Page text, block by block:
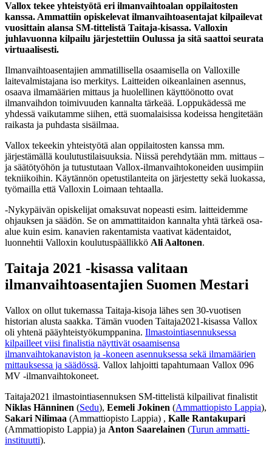
Vallox tekee yhteistyötä eri ilmanvaihtoalan oppilaitosten
kanssa. Ammattiin opiskelevat ilmanvaihtoasentajat kilpailevat
vuosittain alansa SM-tittelistä Taitaja-kisassa. Valloxin
juhlavuonna kilpailu järjestettiin Oulussa ja sitä saattoi seurata
virtuaalisesti.
Ilmanvaihtoasentajien ammatillisella osaamisella on Valloxille
laitevalmistajana iso merkitys. Laitteiden oikeanlainen asennus,
osaava ilmamäärien mittaus ja huolellinen käyttöönotto ovat
ilmanvaihdon toimivuuden kannalta tärkeää. Loppukädessä me
yhdessä vaikutamme siihen, että suomalaisissa kodeissa hengitetään
raikasta ja puhdasta sisäilmaa.
Vallox tekeekin yhteistyötä alan oppilaitosten kanssa mm.
järjestämällä koulutustilaisuuksia. Niissä perehdytään mm. mittaus –
ja säätötyöhön ja tutustutaan Vallox-ilmanvaihtokoneiden uusimpiin
tekniikoihin. Käytännön opetustilanteita on järjestetty sekä luokassa,
työmailla että Valloxin Loimaan tehtaalla.
-Nykypäivän opiskelijat omaksuvat nopeasti esim. laitteidemme
ohjauksen ja säädön. Se on ammattitaidon kannalta yhtä tärkeä osa-
alue kuin esim. kanavien rakentamista vaativat kädentaidot,
luonnehtii Valloxin koulutuspäällikkö Ali Aaltonen.
Taitaja 2021 -kisassa valitaan
ilmanvaihtoasentajien Suomen Mestari
Vallox on ollut tukemassa Taitaja-kisoja lähes sen 30-vuotisen
historian alusta saakka. Tämän vuoden Taitaja2021-kisassa Vallox
oli yhtenä pääyhteistyökumppanina. Ilmastointiasennuksessa
kilpailleet viisi finalistia näyttivät osaamisensa
ilmanvaihtokanaviston ja -koneen asennuksessa sekä ilmamäärien
mittauksessa ja säädössä. Vallox lahjoitti tapahtumaan Vallox 096
MV -ilmanvaihtokoneet.
Taitaja2021 ilmastointiasennuksen SM-tittelistä kilpailivat finalistit
Niklas Hänninen (Sedu), Eemeli Jokinen (Ammattiopisto Lappia),
Sakari Nilimaa (Ammattiopisto Lappia) , Kalle Rantakupari
(Ammattiopisto Lappia) ja Anton Saarelainen (Turun ammatti-
instituutti).